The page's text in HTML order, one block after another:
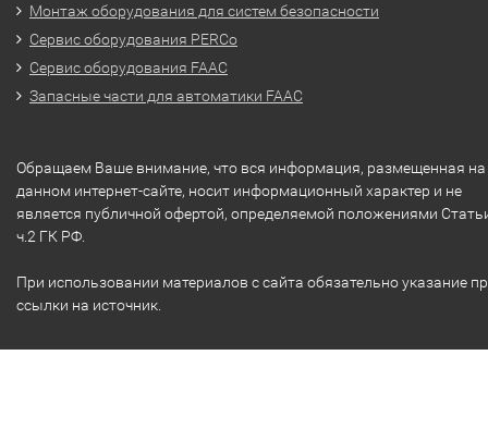
Монтаж оборудования для систем безопасности
Сервис оборудования PERCo
Сервис оборудования FAAC
Запасные части для автоматики FAAC
Обращаем Ваше внимание, что вся информация, размещенная на
данном интернет-сайте, носит информационный характер и не
является публичной офертой, определяемой положениями
ч.2 ГК РФ.
При использовании материалов с сайта обязательно указание
ссылки на источник.